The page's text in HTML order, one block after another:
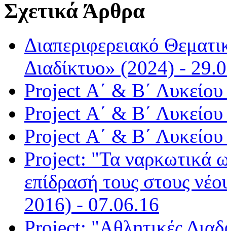
Σχετικά Άρθρα
Διαπεριφερειακό
Διαδίκτυο» (2024) -
Project Α΄ & Β΄
Project Α΄ & Β΄
Project Α΄ & Β΄
Project: "Τα ναρκωτικά
επίδρασή τους στους
2016) - 07.06.16